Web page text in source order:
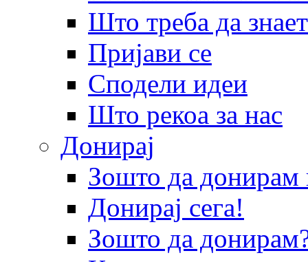
Што треба да
Пријави се
Сподели идеи
Што рекоа за нас
Донирај
Зошто да
Донирај сега!
Зошто да